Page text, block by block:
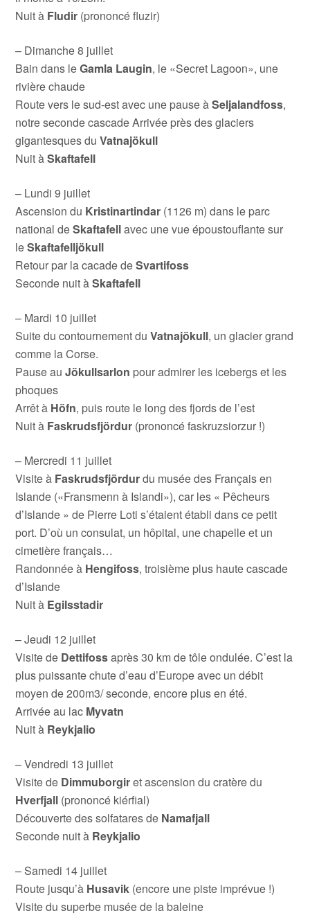
Nuit à Fludir (prononcé fluzir)
– Dimanche 8 juillet
Bain dans leGamla Laugin, le «Secret Lagoon», une
rivière chaude
Route vers le sud-est avec une pause àSeljalandfoss,
notre seconde cascade Arrivée près des glaciers
gigantesques duVatnajökull
Nuit àSkaftafell
– Lundi 9 juillet
Ascension du Kristinartindar (1126 m) dans le parc
national deSkaftafellavec une vue époustouflante sur
leSkaftafelljökull
Retour par la cacade deSvartifoss
Seconde nuit àSkaftafell
– Mardi 10 juillet
Suite du contournement duVatnajökull, un glacier grand
comme la Corse.
Pause auJökullsarlon pour admirer les icebergs et les
phoques
Arrêt à Höfn, puis route le long des fjords de l’est
Nuit à Faskrudsfjördur (prononcé faskruzsiorzur !)
– Mercredi 11 juillet
Visite à Faskrudsfjördurdu musée des Français en
Islande («Fransmenn à Islandi»), car les « Pêcheurs
d’Islande » de Pierre Loti s’étaient établi dans ce petit
port. D’où un consulat, un hôpital, une chapelle et un
cimetière français…
Randonnée à Hengifoss, troisième plus haute cascade
d’Islande
Nuit à Egilsstadir
– Jeudi 12 juillet
Visite de Dettifossaprès 30 km de tôle ondulée. C’est la
plus puissante chute d’eau d’Europe avec un débit
moyen de 200m3/ seconde, encore plus en été.
Arrivée au lac Myvatn
Nuit à Reykjalio
– Vendredi 13 juillet
Visite de Dimmuborgiret ascension du cratère du
Hverfjall (prononcé kiérfial)
Découverte des solfatares de Namafjall
Seconde nuit à Reykjalio
– Samedi 14 juillet
Route jusqu’à Husavik (encore une piste imprévue !)
Visite du superbe musée de la baleine